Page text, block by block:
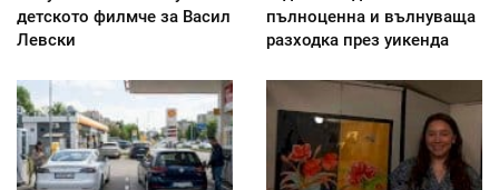
детското филмче за Васил
Левски
пълноценна и вълнуваща
разходка през уикенда